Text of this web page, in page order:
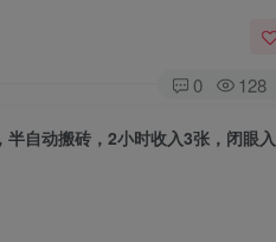
0 128
自动搬砖，2小时收入3张，闭眼入